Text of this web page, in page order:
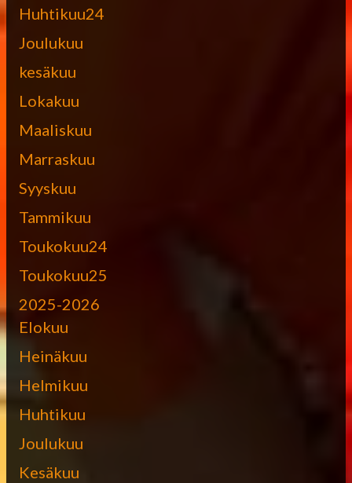
Huhtikuu24
Joulukuu
kesäkuu
Lokakuu
Maaliskuu
Marraskuu
Syyskuu
Tammikuu
Toukokuu24
Toukokuu25
2025-2026
Elokuu
Heinäkuu
Helmikuu
Huhtikuu
Joulukuu
Kesäkuu